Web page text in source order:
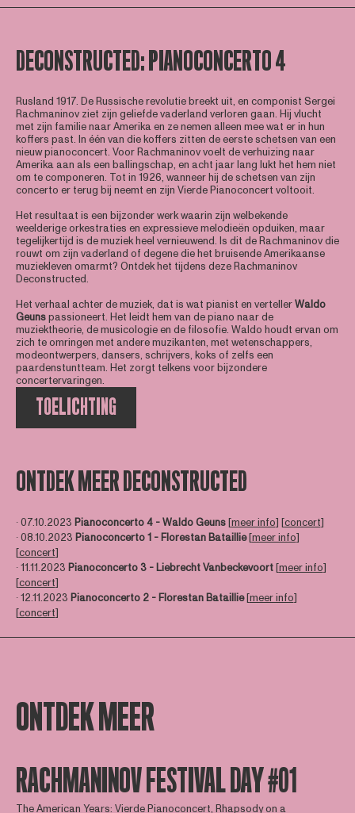
TOELICHTING
DECONSTRUCTED: PIANOCONCERTO 4
Rusland 1917. De Russische revolutie breekt uit, en componist Sergei
Rachmaninov ziet zijn geliefde vaderland verloren gaan. Hij vlucht
met zijn familie naar Amerika en ze nemen alleen mee wat er in hun
koffers past. In één van die koffers zitten de eerste schetsen van een
nieuw pianoconcert. Voor Rachmaninov voelt de verhuizing naar
Amerika aan als een ballingschap, en acht jaar lang lukt het hem niet
om te componeren. Tot in 1926, wanneer hij de schetsen van zijn
concerto er terug bij neemt en zijn Vierde Pianoconcert voltooit.
Het resultaat is een bijzonder werk waarin zijn welbekende
weelderige orkestraties en expressieve melodieën opduiken, maar
tegelijkertijd is de muziek heel vernieuwend. Is dit de Rachmaninov die
rouwt om zijn vaderland of degene die het bruisende Amerikaanse
muziekleven omarmt? Ontdek het tijdens deze Rachmaninov
Deconstructed.
Het verhaal achter de muziek, dat is wat pianist en vertellerWaldo
Geunspassioneert. Het leidt hem van de piano naar de
muziektheorie, de musicologie en de filosofie. Waldo houdt ervan om
zich te omringen met andere muzikanten, met wetenschappers,
modeontwerpers, dansers, schrijvers, koks of zelfs een
paardenstuntteam. Het zorgt telkens voor bijzondere
concertervaringen.
ONTDEK MEER DECONSTRUCTED
∙ 07.10.2023 Pianoconcerto 4 - Waldo Geuns[meer info] [concert]
∙ 08.10.2023 Pianoconcerto 1 - Florestan Bataillie[meer info]
[concert]
∙ 11.11.2023 Pianoconcerto 3 - Liebrecht Vanbeckevoort[meer info]
[concert]
∙ 12.11.2023 Pianoconcerto 2 - Florestan Bataillie[meer info]
[concert]
ONTDEK MEER
RACHMANINOV FESTIVAL DAY #01
The American Years: Vierde Pianoconcert, Rhapsody on a